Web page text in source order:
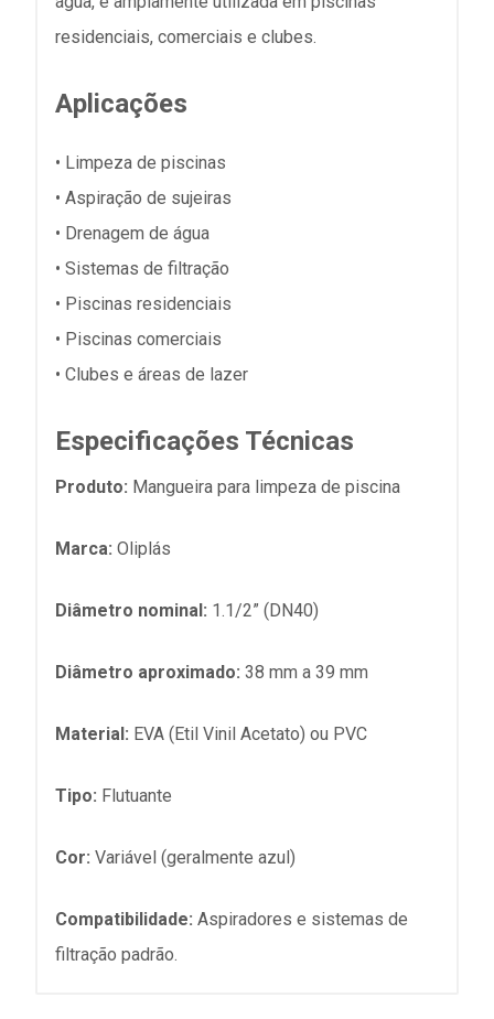
residenciais, comerciais e clubes.
Aplicações
• Limpeza de piscinas
• Aspiração de sujeiras
• Drenagem de água
• Sistemas de filtração
• Piscinas residenciais
• Piscinas comerciais
• Clubes e áreas de lazer
Especificações Técnicas
Produto: Mangueira para limpeza de piscina
Marca: Oliplás
Diâmetro nominal: 1.1/2” (DN40)
Diâmetro aproximado: 38 mm a 39 mm
Material: EVA (Etil Vinil Acetato) ou PVC
Tipo: Flutuante
Cor: Variável (geralmente azul)
Compatibilidade: Aspiradores e sistemas de
filtração padrão.